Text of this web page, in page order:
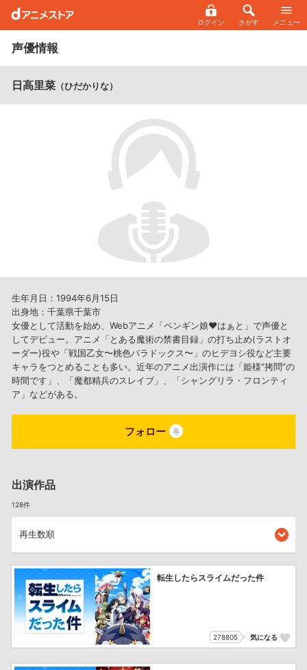
ログイン さがす メニュー
声優情報
日高里菜（ひだかりな）
生年月日：1994年6月15日
出身地：千葉県千葉市
女優として活動を始め、Webアニメ「ペンギン娘♥はぁと」で声優と
してデビュー。アニメ「とある魔術の禁書目録」の打ち止め(ラストオ
ーダー)役や「戦国乙女〜桃色パラドックス〜」のヒデヨシ役など主要
キャラをつとめることも多い。近年のアニメ出演作には「姫様“拷問”の
時間です」、「魔都精兵のスレイブ」、「シャングリラ・フロンティ
ア」などがある。
フォロー
出演作品
128件
転生したらスライムだった件
278805 気になる